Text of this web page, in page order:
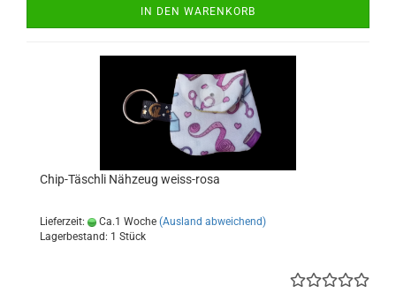
IN DEN WARENKORB
Chip-Täschli Nähzeug weiss-rosa
Lieferzeit: Ca.1 Woche (Ausland abweichend)
Lagerbestand: 1 Stück